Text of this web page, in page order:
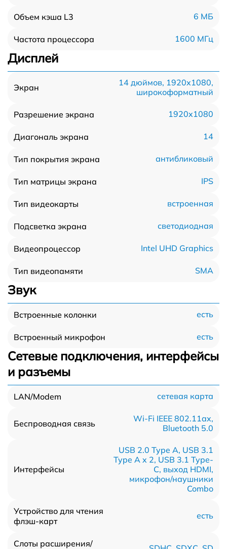
Объем кэша L3 6 МБ
Частота процессора 1600 МГц
Дисплей
Экран
14 дюймов, 1920x1080,
широкоформатный
Разрешение экрана 1920x1080
Диагональ экрана 14
Тип покрытия экрана антибликовый
Тип матрицы экрана IPS
Тип видеокарты встроенная
Подсветка экрана светодиодная
Видеопроцессор Intel UHD Graphics
Тип видеопамяти SMA
Звук
Встроенные колонки есть
Встроенный микрофон есть
Сетевые подключения, интерфейсы
и разъемы
LAN/Modem сетевая карта
Беспроводная связь
Wi-Fi IEEE 802.11ax,
Bluetooth 5.0
Интерфейсы
USB 2.0 Type A, USB 3.1
Type A x 2, USB 3.1 Type-
С, выход HDMI,
микрофон/наушники
Combo
Устройство для чтения
флэш-карт
есть
Слоты расширения/